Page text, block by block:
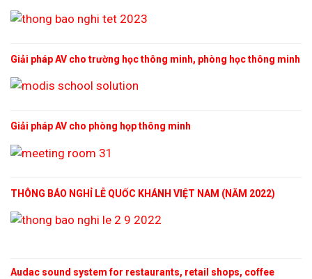
Giải pháp AV cho trường học thông minh, phòng học thông minh
Giải pháp AV cho phòng họp thông minh
THÔNG BÁO NGHỈ LỄ QUỐC KHÁNH VIỆT NAM (NĂM 2022)
Audac sound system for restaurants, retail shops, coffee